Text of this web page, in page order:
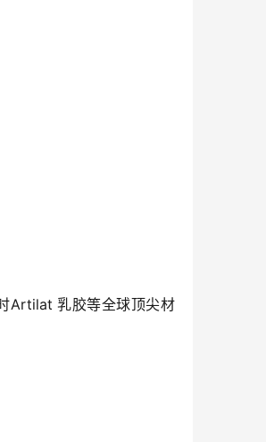
Artilat 乳胶等全球顶尖材